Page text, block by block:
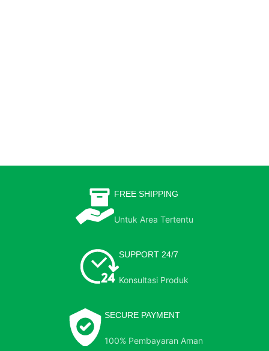
FREE SHIPPING
Untuk Area Tertentu
SUPPORT 24/7
Konsultasi Produk
SECURE PAYMENT
100% Pembayaran Aman